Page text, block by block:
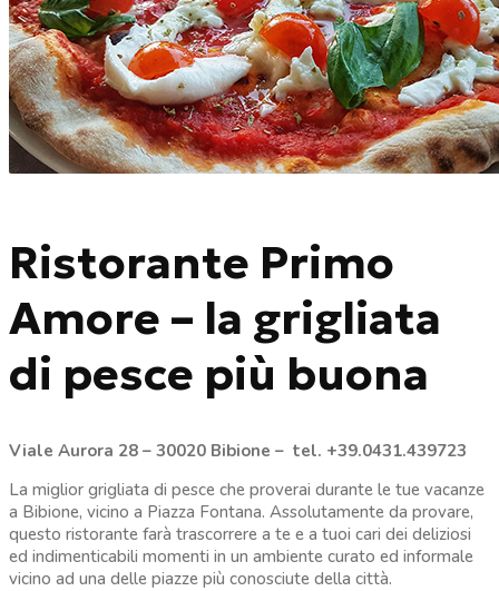
Ristorante Primo
Amore – la grigliata
di pesce più buona
Viale Aurora 28 – 30020 Bibione – tel. +39.0431.439723
La miglior grigliata di pesce che proverai durante le tue vacanze
a Bibione, vicino a Piazza Fontana. Assolutamente da provare,
questo ristorante farà trascorrere a te e a tuoi cari dei deliziosi
ed indimenticabili momenti in un ambiente curato ed informale
vicino ad una delle piazze più conosciute della città.